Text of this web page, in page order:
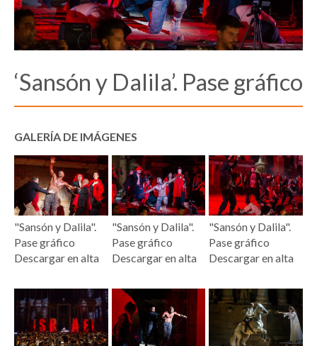
‘Sansón y Dalila’. Pase gráfico
GALERÍA DE IMÁGENES
"Sansón y Dalila".
Pase gráfico
Descargar en alta
"Sansón y Dalila".
Pase gráfico
Descargar en alta
"Sansón y Dalila".
Pase gráfico
Descargar en alta